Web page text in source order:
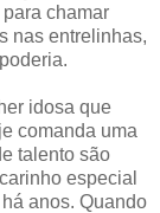
chamar
nas entrelinhas,
idosa que
comanda uma
talento são
especial
anos. Quando